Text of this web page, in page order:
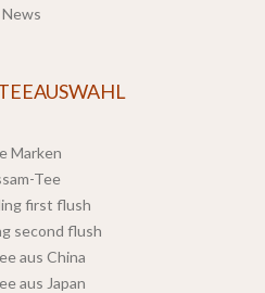
News
Marken
Tee
first flush
second flush
aus China
aus Japan